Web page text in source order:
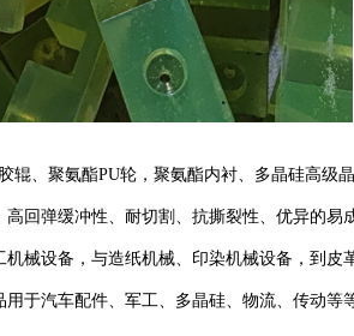
、聚氨酯PU轮，聚氨酯内衬、多晶硅高级
回弹缓冲性、耐切割、抗撕裂性、优异的易
械设备，与造纸机械、印染机械设备，到皮
于汽车配件、军工、多晶硅、物流、传动等